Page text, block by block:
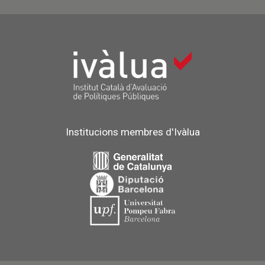
Institucions membres d'Ivàlua